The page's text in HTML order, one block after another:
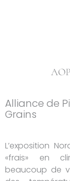
Alliance de
Grains
L’exposition
«frais» en
beaucoup de